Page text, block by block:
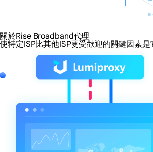
關於Rise Broadband代理
使特定ISP比其他ISP更受歡迎的關鍵因素